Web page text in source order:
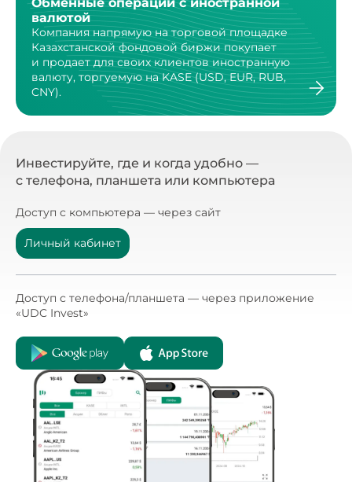
валютой
Компания напрямую на торговой площадке
Казахстанскойфондовой биржи покупает
и продает для своих клиентовиностранную
валюту, торгуемую на KASE (USD, EUR, RUB,
CNY).
Инвестируйте, где и когда удобно —
с телефона, планшета или компьютера
Доступ с компьютера — через сайт
Личный кабинет
Доступ с телефона/планшета — через приложение
«UDC Invest»